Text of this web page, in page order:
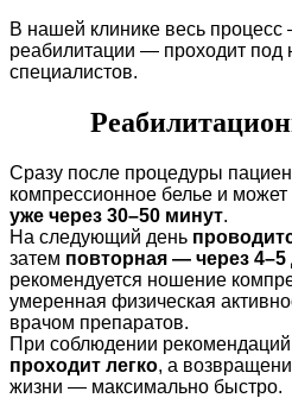
В нашей клинике весь процесс
реабилитации — проходит
специалистов.
Сразу после процедуры
компрессионное белье и может
уже через 30–50 минут.
На следующий день
затем повторная — через 4–5
рекомендуется ношение
умеренная физическая
врачом препаратов.
При соблюдении рекомендаций
проходит легко, а
жизни — максимально быстро.